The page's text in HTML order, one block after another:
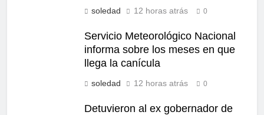
soledad 12 horas atrás 0
Servicio Meteorológico Nacional
informa sobre los meses en que
llega la canícula
soledad 12 horas atrás 0
Detuvieron al ex gobernador de